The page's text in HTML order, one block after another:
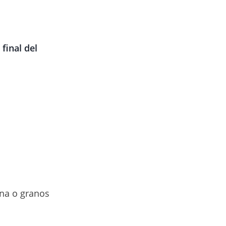
del
o granos